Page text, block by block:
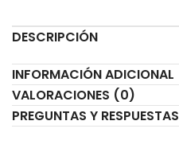
DESCRIPCIÓN
INFORMACIÓN ADICIONAL
VALORACIONES (0)
PREGUNTAS Y RESPUESTAS